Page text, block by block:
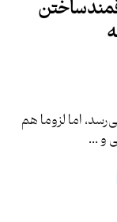
اما لزوما هم
و ...